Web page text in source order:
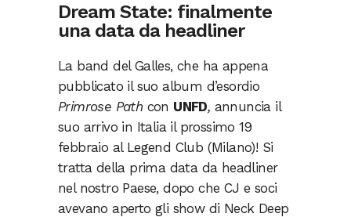
Dream State: finalmente
una data da headliner
La band del Galles, che ha appena
pubblicato il suo album d’esordio
Primrose Path con UNFD, annuncia il
suo arrivo in Italia il prossimo 19
febbraio al Legend Club (Milano)! Si
tratta della prima data da headliner
nel nostro Paese, dopo che CJ e soci
avevano aperto gli show di Neck Deep